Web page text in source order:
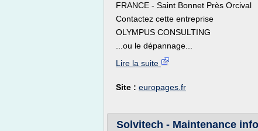
FRANCE - Saint Bonnet Près Orcival
Contactez cette entreprise
OLYMPUS CONSULTING
...ou le dépannage...
Lire la suite
Site : europages.fr
Solvitech - Maintenance